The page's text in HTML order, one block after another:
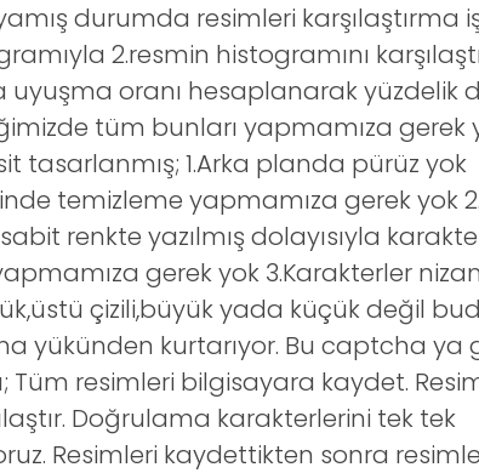
durumda resimleri karşılaştırma
2.resmin histogramını
uyuşma oranı hesaplanarak yüzdelik
tüm bunları yapmamıza gerek
tasarlanmış; 1.Arka planda pürüz yok
temizleme yapmamıza gerek yok
renkte yazılmış dolayısıyla
gerek yok 3.Karakterler
çizili,büyük yada küçük değil
yükünden kurtarıyor. Bu captcha ya
Tüm resimleri bilgisayara kaydet.
Doğrulama karakterlerini tek tek
Resimleri kaydettikten sonra